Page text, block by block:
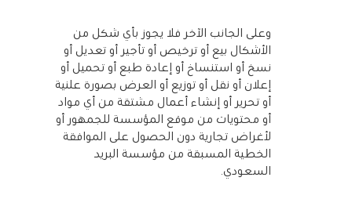
وعلى الجانب الآخر فلا يجوز بأي شكل من
الأشكال بيع أو ترخيص أو تأجير أو تعديل أو
نسخ أو استنساخ أو إعادة طبع أو تحميل أو
إعلان أو نقل أو توزيع أو العرض بصورة علنية
أو تحرير أو إنشاء أعمال مشتقة من أي مواد
أو محتويات من موقع المؤسسة للجمهور أو
لأغراض تجارية دون الحصول على الموافقة
الخطية المسبقة من مؤسسة البريد
السعودي.